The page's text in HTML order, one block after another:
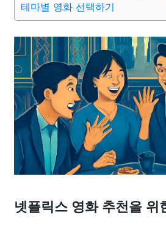
테마별 영화 선택하기
넷플릭스 영화 추천을 위